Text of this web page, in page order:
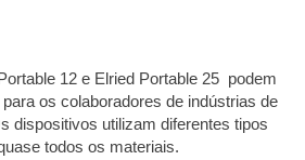
12 e Elried Portable 25 podem
os colaboradores de indústrias de
dispositivos utilizam diferentes tipos
todos os materiais.